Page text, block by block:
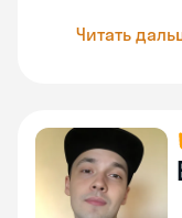
Читать